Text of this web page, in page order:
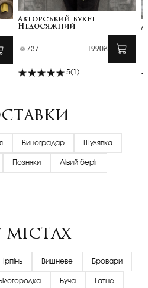
Авторський букет
Недосяжний
737 1990₴
5(1)
Виноградар Шулявка
Позняки Лівий беріг
Ірпінь Вишневе Бровари
Буча Гатне